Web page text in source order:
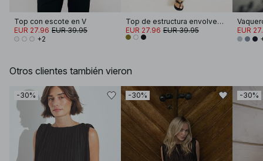
Top con escote en V
EUR 27.96 EUR 39.95
+2
Top de estructura envolvente atado
EUR 27.96 EUR 39.95
EUR
Otros clientes también vieron
-30% -30% -30%